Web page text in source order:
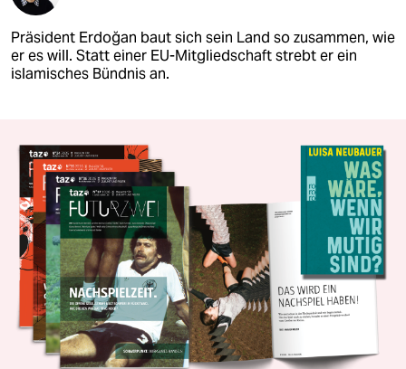
Präsident Erdoğan baut sich sein Land so zusammen, wie
er es will. Statt einer EU-Mitgliedschaft strebt er ein
islamisches Bündnis an.